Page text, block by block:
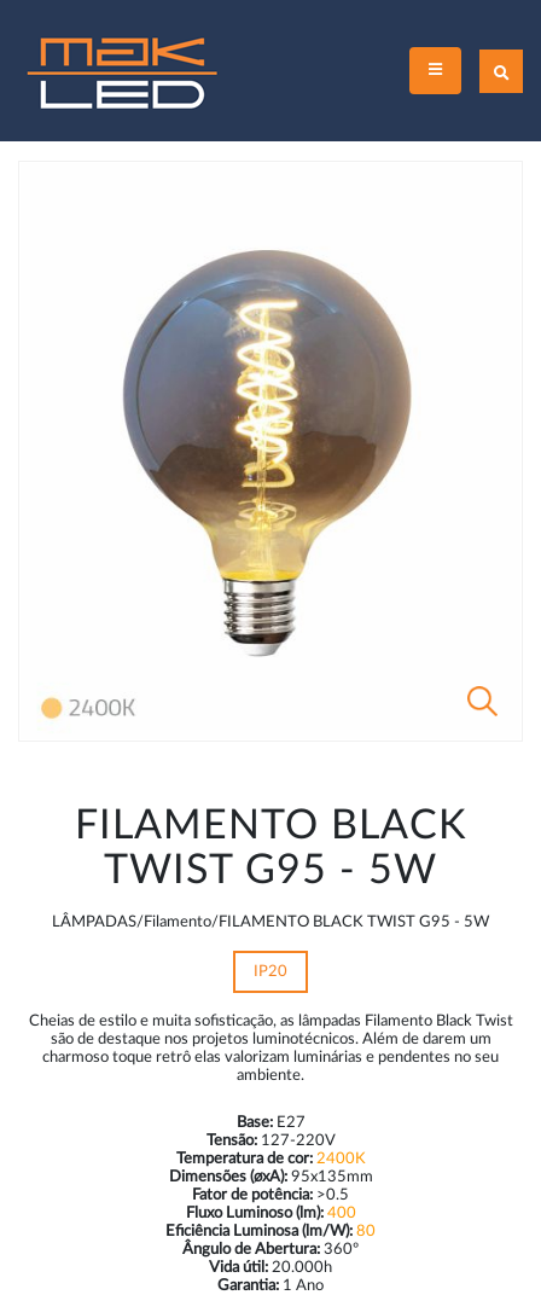
FILAMENTO BLACK
TWIST G95 - 5W
LÂMPADAS/Filamento/FILAMENTO BLACK TWIST G95 - 5W
IP20
Cheias de estilo e muita sofisticação, as lâmpadas Filamento Black Twist
são de destaque nos projetos luminotécnicos. Além de darem um
charmoso toque retrô elas valorizam luminárias e pendentes no seu
ambiente.
Base:E27
Tensão:127-220V
Temperatura de cor: 2400K
Dimensões (øxA):95x135mm
Fator de potência: >0.5
Fluxo Luminoso (lm): 400
Eficiência Luminosa (lm/W): 80
Ângulo de Abertura: 360º
Vida útil: 20.000h
Garantia: 1 Ano